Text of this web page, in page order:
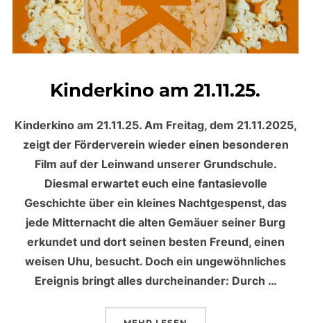
Kinderkino am 21.11.25.
Kinderkino am 21.11.25. Am Freitag, dem 21.11.2025,
zeigt der Förderverein wieder einen besonderen
Film auf der Leinwand unserer Grundschule.
Diesmal erwartet euch eine fantasievolle
Geschichte über ein kleines Nachtgespenst, das
jede Mitternacht die alten Gemäuer seiner Burg
erkundet und dort seinen besten Freund, einen
weisen Uhu, besucht. Doch ein ungewöhnliches
Ereignis bringt alles durcheinander: Durch …